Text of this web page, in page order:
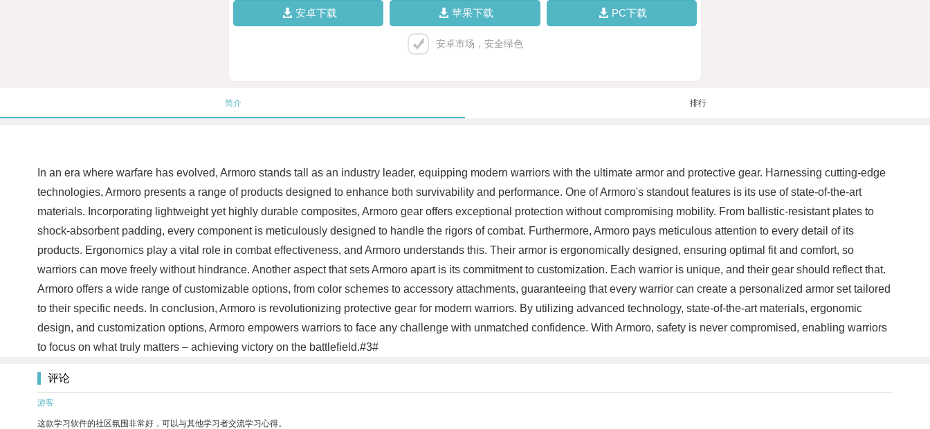
安卓下载 苹果下载 PC下载
安卓市场，安全绿色
简介 排行
In an era where warfare has evolved, Armoro stands tall as an industry leader, equipping modern warriors with the ultimate armor and protective gear. Harnessing cutting-edge
technologies, Armoro presents a range of products designed to enhance both survivability and performance. One of Armoro's standout features is its use of state-of-the-art
materials. Incorporating lightweight yet highly durable composites, Armoro gear offers exceptional protection without compromising mobility. From ballistic-resistant plates to
shock-absorbent padding, every component is meticulously designed to handle the rigors of combat. Furthermore, Armoro pays meticulous attention to every detail of its
products. Ergonomics play a vital role in combat effectiveness, and Armoro understands this. Their armor is ergonomically designed, ensuring optimal fit and comfort, so
warriors can move freely without hindrance. Another aspect that sets Armoro apart is its commitment to customization. Each warrior is unique, and their gear should reflect that.
Armoro offers a wide range of customizable options, from color schemes to accessory attachments, guaranteeing that every warrior can create a personalized armor set tailored
to their specific needs. In conclusion, Armoro is revolutionizing protective gear for modern warriors. By utilizing advanced technology, state-of-the-art materials, ergonomic
design, and customization options, Armoro empowers warriors to face any challenge with unmatched confidence. With Armoro, safety is never compromised, enabling warriors
to focus on what truly matters – achieving victory on the battlefield.#3#
评论
游客
这款学习软件的社区氛围非常好，可以与其他学习者交流学习心得。